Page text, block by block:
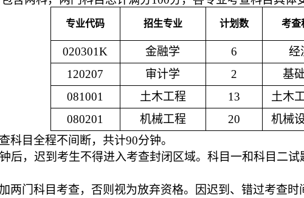
专业代码 招生专业 计划数 考查
020301K 金融学 6 经
120207
审计学 2 基
081001
土木工程 13 土木
080201
机械工程 20 机械
科目全程不间断，共计90分钟。
后，迟到考生不得进入考查封闭区域。科目一和科目二
两门科目考查，否则视为放弃资格。因迟到、错过考查时